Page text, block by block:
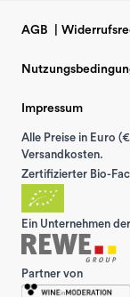
AGB
Impressum
Alle Preise in Euro
Versandkosten.
Zertifizierter Bio-
Ein Unternehmen der
Partner von